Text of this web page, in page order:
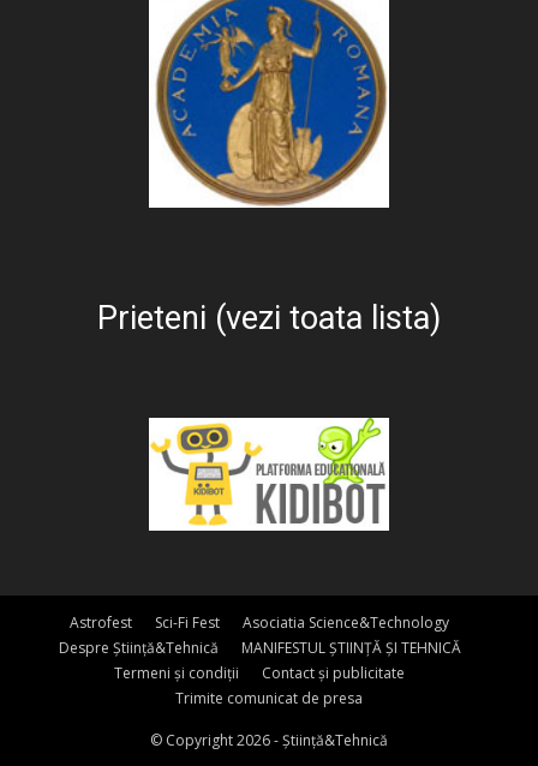
Prieteni (vezi toata lista)
Astrofest Sci-Fi Fest
Asociatia Science&Technology
Despre Știință&Tehnică
MANIFESTUL ȘTIINȚĂ ȘI TEHNICĂ
Termeni și condiții
Contact și publicitate
Trimite comunicat de presa
© Copyright 2026 - Știință&Tehnică